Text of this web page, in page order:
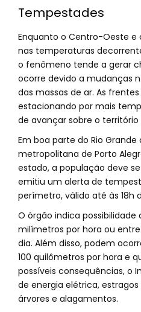
Tempestades
Enquanto o Centro-Oeste e
nas temperaturas
o fenômeno tende a gerar
ocorre devido a mudanças
das massas de ar. As
estacionando por mais
de avançar sobre o território
Em boa parte do Rio Grande
metropolitana de Porto
estado, a população deve
emitiu um alerta de
perímetro, válido até às
O órgão indica
milímetros por hora ou
dia. Além disso, podem
100 quilômetros por hora e
possíveis consequências, o
de energia elétrica,
árvores e alagamentos.